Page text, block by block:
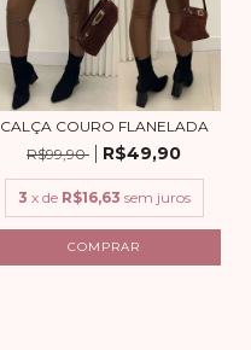
CALÇA COURO FLANELADA
R$99,90
R$49,90
3 x de R$16,63 sem juros
COMPRAR